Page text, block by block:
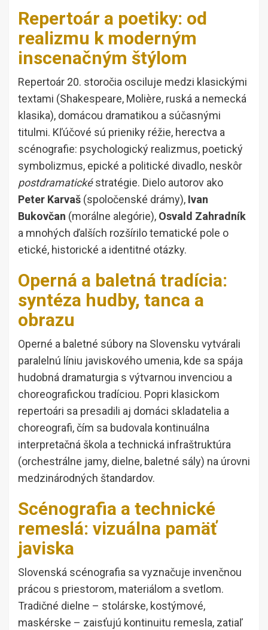
Repertoár a poetiky: od
realizmu k moderným
inscenačným štýlom
Repertoár 20. storočia osciluje medzi klasickými
textami (Shakespeare, Molière, ruská a nemecká
klasika), domácou dramatikou a súčasnými
titulmi. Kľúčové sú prieniky réžie, herectva a
scénografie: psychologický realizmus, poetický
symbolizmus, epické a politické divadlo, neskôr
postdramatickéstratégie. Dielo autorov ako
Peter Karvaš (spoločenské drámy), Ivan
Bukovčan (morálne alegórie), Osvald Zahradník
a mnohých ďalších rozšírilo tematické pole o
etické, historické a identitné otázky.
Operná a baletná tradícia:
syntéza hudby, tanca a
obrazu
Operné a baletné súbory na Slovensku vytvárali
paralelnú líniu javiskového umenia, kde sa spája
hudobná dramaturgia s výtvarnou invenciou a
choreografickou tradíciou. Popri klasickom
repertoári sa presadili aj domáci skladatelia a
choreografi, čím sa budovala kontinuálna
interpretačná škola a technická infraštruktúra
(orchestrálne jamy, dielne, baletné sály) na úrovni
medzinárodných štandardov.
Scénografia a technické
remeslá: vizuálna pamäť
javiska
Slovenská scénografia sa vyznačuje invenčnou
prácou s priestorom, materiálom a svetlom.
Tradičné dielne – stolárske, kostýmové,
maskérske – zaisťujú kontinuitu remesla, zatiaľ